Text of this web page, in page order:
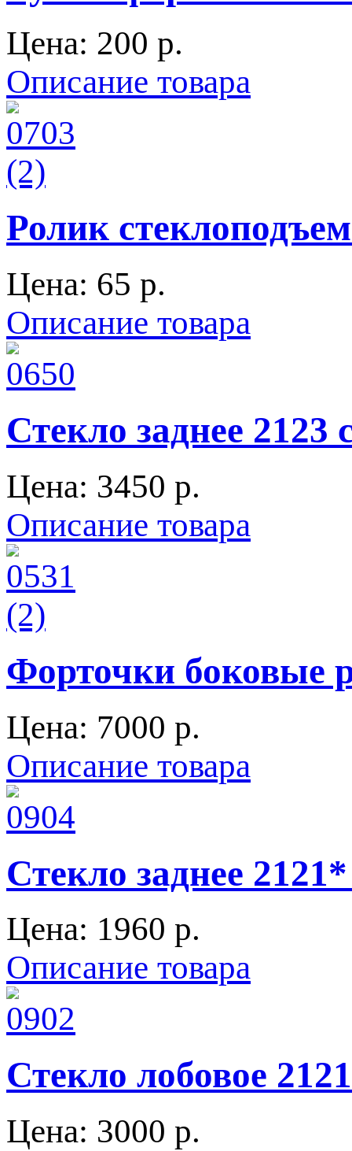
Цена: 200 p.
Описание товара
Ролик
Цена: 65 p.
Описание товара
Стекло заднее 2123
Цена: 3450 p.
Описание товара
Форточки боковые
Цена: 7000 p.
Описание товара
Стекло заднее
Цена: 1960 p.
Описание товара
Стекло лобовое
Цена: 3000 p.